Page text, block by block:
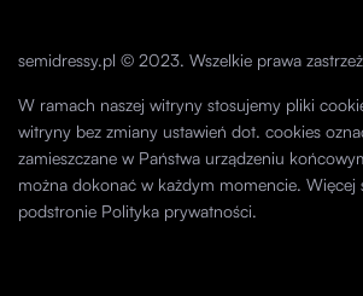
semidressy.pl © 2023. Wszelkie prawa
W ramach naszej witryny stosujemy pliki
witryny bez zmiany ustawień dot. cookies
zamieszczane w Państwa urządzeniu
można dokonać w każdym momencie. Więcej
podstronie Polityka prywatności.